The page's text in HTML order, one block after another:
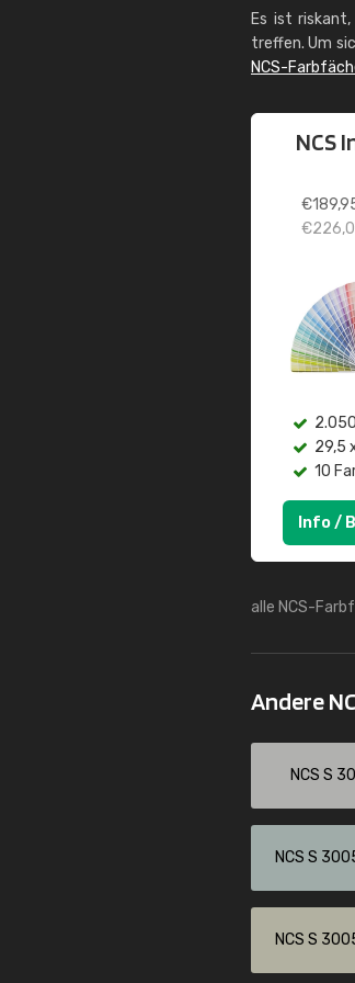
Es ist
treffen. Um
NCS-
NCS
€
€
29,5
10
Info /
alle NCS-
Andere
NCS S
NCS S
NCS S